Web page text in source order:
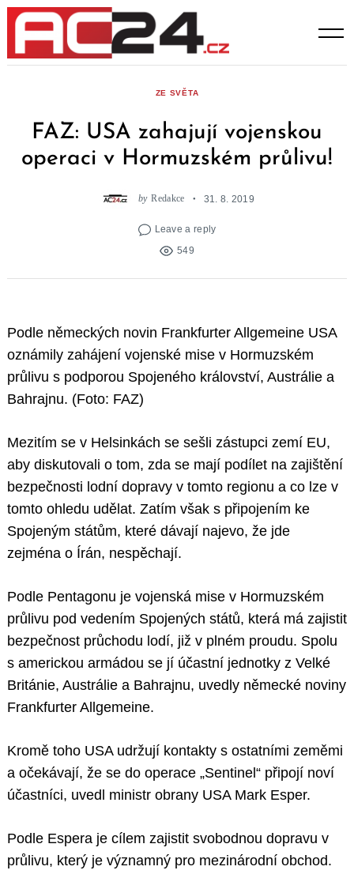
Skip
content
ZE SVĚTA
FAZ: USA zahajují vojenskou
operaci v Hormuzském průlivu!
by Redakce 31. 8. 2019
Leave a reply
549
Podle německých novin Frankfurter Allgemeine USA
oznámily zahájení vojenské mise v Hormuzském
průlivu s podporou Spojeného království, Austrálie a
Bahrajnu. (Foto: FAZ)
Mezitím se v Helsinkách se sešli zástupci zemí EU,
aby diskutovali o tom, zda se mají podílet na zajištění
bezpečnosti lodní dopravy v tomto regionu a co lze v
tomto ohledu udělat. Zatím však s připojením ke
Spojeným státům, které dávají najevo, že jde
zejména o Írán, nespěchají.
Podle Pentagonu je vojenská mise v Hormuzském
průlivu pod vedením Spojených států, která má zajistit
bezpečnost průchodu lodí, již v plném proudu. Spolu
s americkou armádou se jí účastní jednotky z Velké
Británie, Austrálie a Bahrajnu, uvedly německé noviny
Frankfurter Allgemeine.
Kromě toho USA udržují kontakty s ostatními zeměmi
a očekávají, že se do operace „Sentinel“ připojí noví
účastníci, uvedl ministr obrany USA Mark Esper.
Podle Espera je cílem zajistit svobodnou dopravu v
průlivu, který je významný pro mezinárodní obchod.